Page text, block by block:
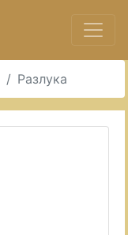
Разлука